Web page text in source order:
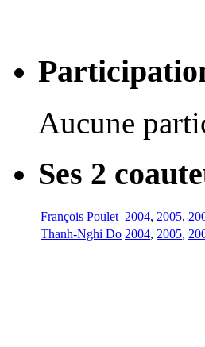
Aucune
Ses 2
François Poulet 2004, 2005,
Thanh-Nghi Do 2004, 2005,